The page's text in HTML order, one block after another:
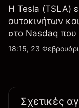
Η Tesla (TSLA)
αυτοκινήτων
στο Nasdaq που
απόδοση
18:15, 23
Σχετικές